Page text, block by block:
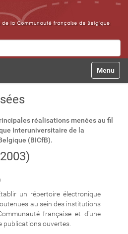
Toggle
réalisations menées au fil
Interuniversitaire de la
(BICfB).
un répertoire électronique
au sein des institutions
française et d'une
publications ouvertes.